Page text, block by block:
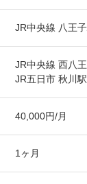
JR中央線 八王
JR中央線 西八
JR五日市 秋川
40,000円/月
1ヶ月